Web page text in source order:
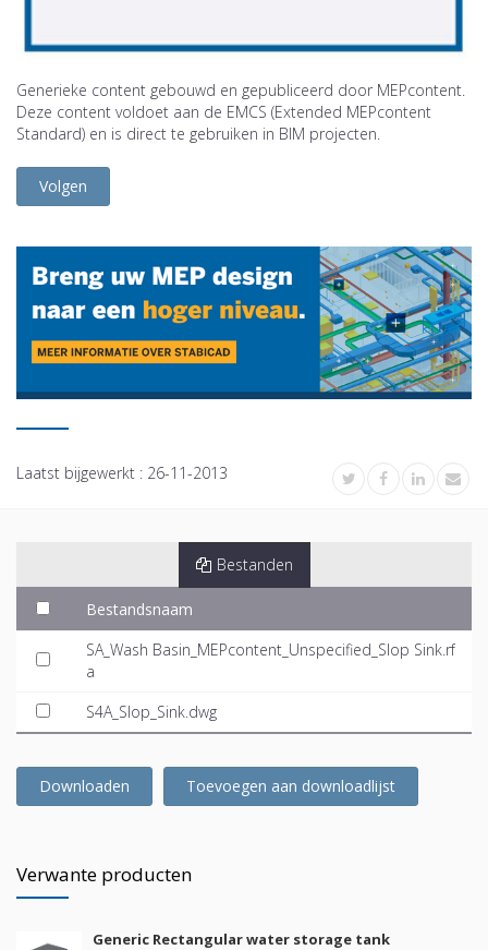
Generieke content gebouwd en gepubliceerd door MEPcontent.
Deze content voldoet aan de EMCS (Extended MEPcontent
Standard) en is direct te gebruiken in BIM projecten.
Volgen
Laatst bijgewerkt : 26-11-2013
Bestanden
Bestandsnaam
SA_Wash Basin_MEPcontent_Unspecified_Slop Sink.rf
a
S4A_Slop_Sink.dwg
Downloaden Toevoegen aan downloadlijst
Verwante producten
Generic Rectangular water storage tank